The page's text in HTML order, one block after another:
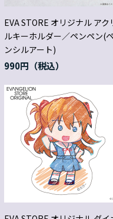
EVA STORE オリジナル アク
ルキーホルダー／ペンペン(ペ
ンシルアート)
990円